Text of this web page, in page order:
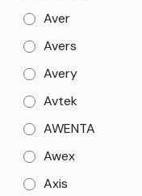
Aver
Avers
Avery
Avtek
AWENTA
Awex
Axis